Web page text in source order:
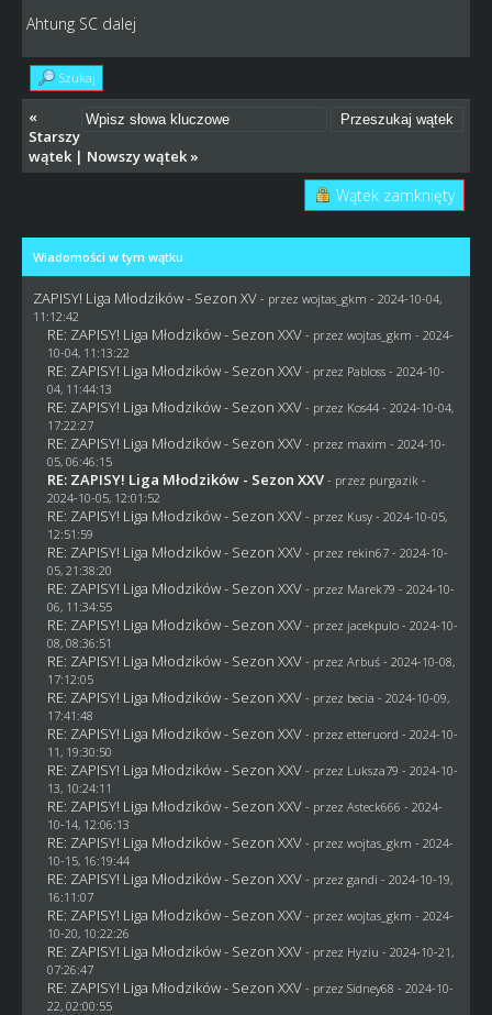
Ahtung SC dalej
Szukaj
«
Starszy
wątek| Nowszy wątek»
Wątek zamknięty
Wiadomości w tym wątku
ZAPISY! Liga Młodzików - Sezon XV - przez wojtas_gkm - 2024-10-04,
11:12:42
RE: ZAPISY! Liga Młodzików - Sezon XXV - przez wojtas_gkm - 2024-
10-04, 11:13:22
RE: ZAPISY! Liga Młodzików - Sezon XXV - przez Pabloss- 2024-10-
04, 11:44:13
RE: ZAPISY! Liga Młodzików - Sezon XXV - przez Kos44- 2024-10-04,
17:22:27
RE: ZAPISY! Liga Młodzików - Sezon XXV - przez maxim - 2024-10-
05, 06:46:15
RE: ZAPISY! Liga Młodzików - Sezon XXV - przez purgazik-
2024-10-05, 12:01:52
RE: ZAPISY! Liga Młodzików - Sezon XXV - przez Kusy- 2024-10-05,
12:51:59
RE: ZAPISY! Liga Młodzików - Sezon XXV - przez rekin67- 2024-10-
05, 21:38:20
RE: ZAPISY! Liga Młodzików - Sezon XXV - przez Marek79 - 2024-10-
06, 11:34:55
RE: ZAPISY! Liga Młodzików - Sezon XXV - przez jacekpulo- 2024-10-
08, 08:36:51
RE: ZAPISY! Liga Młodzików - Sezon XXV - przez Arbuś- 2024-10-08,
17:12:05
RE: ZAPISY! Liga Młodzików - Sezon XXV - przez becia - 2024-10-09,
17:41:48
RE: ZAPISY! Liga Młodzików - Sezon XXV - przez etteruord - 2024-10-
11, 19:30:50
RE: ZAPISY! Liga Młodzików - Sezon XXV - przez Luksza79 - 2024-10-
13, 10:24:11
RE: ZAPISY! Liga Młodzików - Sezon XXV - przez Asteck666 - 2024-
10-14, 12:06:13
RE: ZAPISY! Liga Młodzików - Sezon XXV - przez wojtas_gkm - 2024-
10-15, 16:19:44
RE: ZAPISY! Liga Młodzików - Sezon XXV - przez gandi - 2024-10-19,
16:11:07
RE: ZAPISY! Liga Młodzików - Sezon XXV - przez wojtas_gkm - 2024-
10-20, 10:22:26
RE: ZAPISY! Liga Młodzików - Sezon XXV - przez Hyziu - 2024-10-21,
07:26:47
RE: ZAPISY! Liga Młodzików - Sezon XXV - przez Sidney68 - 2024-10-
22, 02:00:55